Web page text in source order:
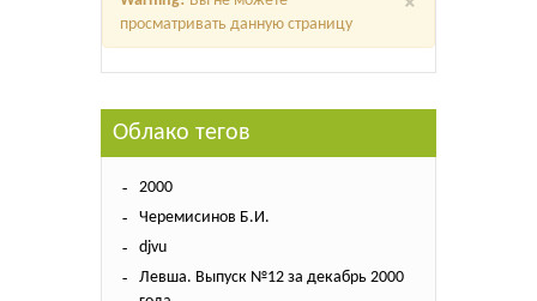
просматривать данную страницу
Облако тегов
2000
Черемисинов Б.И.
djvu
Левша. Выпуск №12 за декабрь 2000